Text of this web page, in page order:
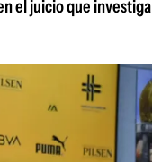
el juicio que investiga